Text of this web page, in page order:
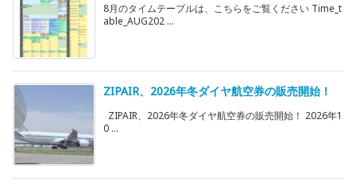
8月のタイムテーブルは、こちらをご覧ください Time_t
able_AUG202 ...
ZIPAIR、2026年冬ダイヤ航空券の販売開始！
ZIPAIR、2026年冬ダイヤ航空券の販売開始！ 2026年1
0 ...